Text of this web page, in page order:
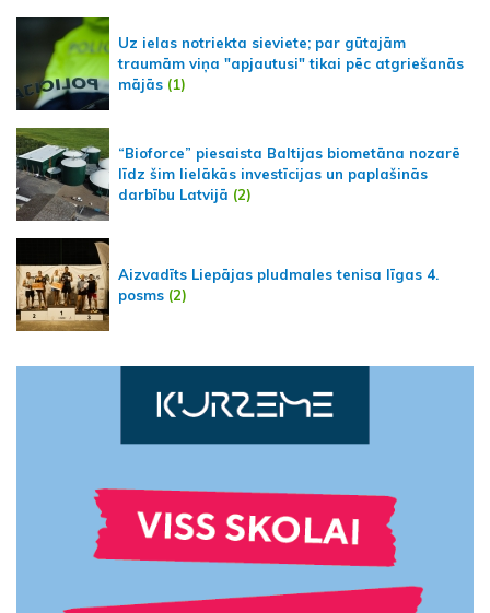
Uz ielas notriekta sieviete; par gūtajām
traumām viņa "apjautusi" tikai pēc atgriešanās
mājās (1)
“Bioforce” piesaista Baltijas biometāna nozarē
līdz šim lielākās investīcijas un paplašinās
darbību Latvijā (2)
Aizvadīts Liepājas pludmales tenisa līgas 4.
posms (2)